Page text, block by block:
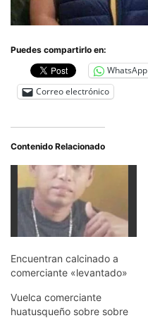
Puedes compartirlo en:
WhatsApp
Correo electrónico
Contenido Relacionado
Encuentran calcinado a
comerciante «levantado»
Vuelca comerciante
huatusqueño sobre sobre